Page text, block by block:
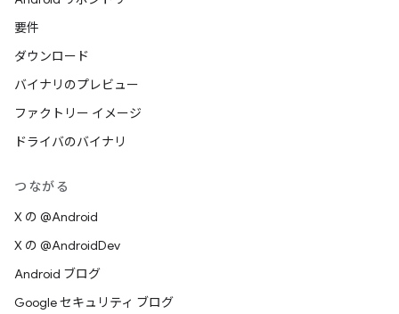
要件
ダウンロード
バイナリのプレビュー
ファクトリー イメージ
ドライバのバイナリ
つながる
X の @Android
X の @AndroidDev
Android ブログ
Google セキュリティ ブログ